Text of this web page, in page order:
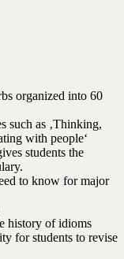
organized into 60
such as ‚Thinking,
with people‘
students the
to know for major
history of idioms
for students to revise